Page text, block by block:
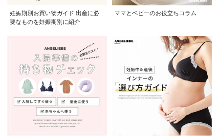
妊娠期別お買い物ガイド 出産に必
要なものを妊娠期別に紹介
ママとベビーのお役立ちコラム